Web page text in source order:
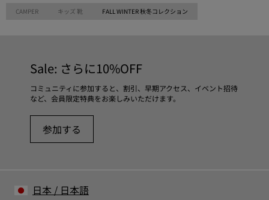
CAMPER キッズ 靴 FALL WINTER 秋冬コレクション
Sale: さらに10%OFF
コミュニティに参加すると、割引、早期アクセス、イベント招待
など、会員限定特典をお楽しみいただけます。
参加する
日本 / 日本語